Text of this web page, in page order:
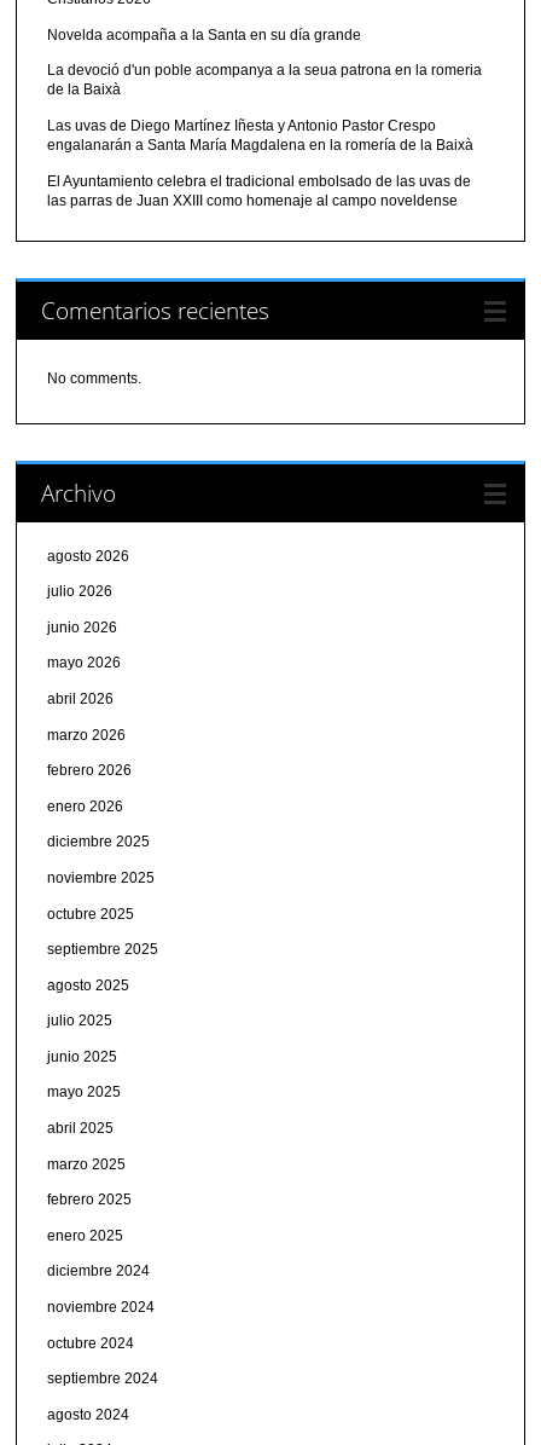
Novelda acompaña a la Santa en su día grande
La devoció d'un poble acompanya a la seua patrona en la romeria
de la Baixà
Las uvas de Diego Martínez Iñesta y Antonio Pastor Crespo
engalanarán a Santa María Magdalena en la romería de la Baixà
El Ayuntamiento celebra el tradicional embolsado de las uvas de
las parras de Juan XXIII como homenaje al campo noveldense
Comentarios recientes
No comments.
Archivo
agosto 2026
julio 2026
junio 2026
mayo 2026
abril 2026
marzo 2026
febrero 2026
enero 2026
diciembre 2025
noviembre 2025
octubre 2025
septiembre 2025
agosto 2025
julio 2025
junio 2025
mayo 2025
abril 2025
marzo 2025
febrero 2025
enero 2025
diciembre 2024
noviembre 2024
octubre 2024
septiembre 2024
agosto 2024